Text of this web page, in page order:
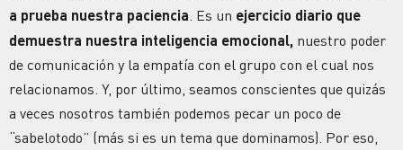
a prueba nuestra paciencia . Es un ejercicio diario que
demuestra nuestra inteligencia emocional, nuestro poder
de comunicación y la empatía con el grupo con el cual nos
relacionamos. Y, por último, seamos conscientes que quizás
a veces nosotros también podemos pecar un poco de
“sabelotodo” (más si es un tema que dominamos). Por eso,